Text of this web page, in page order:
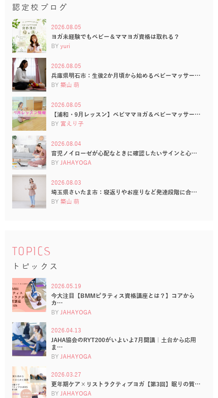
認定校ブログ
2026.08.05
ヨガ未経験でもベビー＆ママヨガ資格は取れる？
BY yuri
2026.08.05
兵庫県明石市：生後2か月頃から始めるベビーマッサー…
BY 築山 萌
2026.08.05
【浦和・9月レッスン】ベビママヨガ＆ベビーマッサー…
BY 宮えり子
2026.08.04
育児ノイローゼが心配なときに確認したいサインと心…
BY JAHAYOGA
2026.08.03
埼玉県さいたま市：寝返りやお座りなど発達段階に合…
BY 築山 萌
TOPICS
トピックス
2026.05.19
今大注目【BMMピラティス資格講座とは？】コアから
カ…
BY JAHAYOGA
2026.04.13
JAHA協会のRYT200がいよいよ7月開講｜土台から応用
ま…
BY JAHAYOGA
2026.03.27
更年期ケア×リストラクティブヨガ【第3回】眠りの質…
BY JAHAYOGA